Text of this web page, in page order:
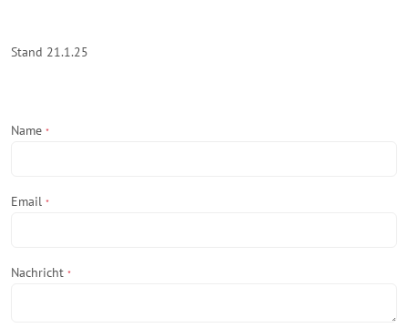
Stand 21.1.25
Name *
Email *
Nachricht *